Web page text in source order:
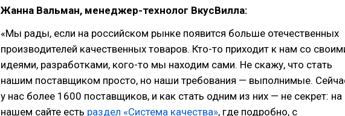
Жанна Вальман, менеджер-технолог ВкусВилла:
«Мы рады, если на российском рынке появится больше отечественных
производителей качественных товаров. Кто-то приходит к нам со
идеями, разработками, кого-то мы находим сами. Не скажу, что стать
нашим поставщиком просто, но наши требования — выполнимые.
у нас более 1600 поставщиков, и как стать одним из них — не секрет: на
нашем сайте есть раздел «Система качества», где подробно, с